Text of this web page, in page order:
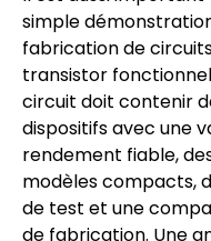
simple
fabrication de
transistor
circuit doit contenir
dispositifs avec une
rendement fiable,
modèles compacts,
de test et une
de fabrication. Une